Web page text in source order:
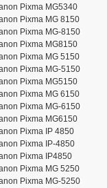
Pixma MG5340
Pixma MG 8150
Pixma MG-8150
Pixma MG8150
Pixma MG 5150
Pixma MG-5150
Pixma MG5150
Pixma MG 6150
Pixma MG-6150
Pixma MG6150
Pixma IP 4850
Pixma IP-4850
Pixma IP4850
Pixma MG 5250
Pixma MG-5250